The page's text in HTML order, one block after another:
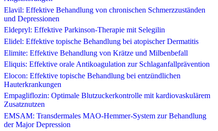
Elavil: Effektive Behandlung von chronischen Schmerzzuständen
und Depressionen
Eldepryl: Effektive Parkinson-Therapie mit Selegilin
Elidel: Effektive topische Behandlung bei atopischer Dermatitis
Elimite: Effektive Behandlung von Krätze und Milbenbefall
Eliquis: Effektive orale Antikoagulation zur Schlaganfallprävention
Elocon: Effektive topische Behandlung bei entzündlichen
Hauterkrankungen
Empagliflozin: Optimale Blutzuckerkontrolle mit kardiovaskulärem
Zusatznutzen
EMSAM: Transdermales MAO-Hemmer-System zur Behandlung
der Major Depression